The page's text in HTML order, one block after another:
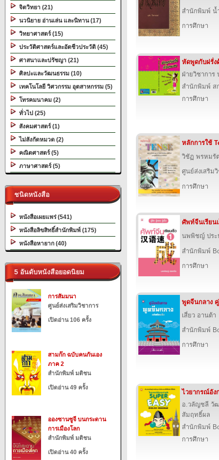
จิตวิทยา (21)
นวนิยาย อ่านเล่น และนิทาน (17)
วิทยาศาสตร์ (15)
ประวัติศาสตร์และอัตชีวประวัติ (45)
ศาสนาและปรัชญา (21)
ศิลปะและวัฒนธรรม (10)
เทคโนโลยี วิศวกรรม อุตสาหกรรม (5)
โทรคมนาคม (2)
ทั่วไป (25)
สังคมศาสตร์ (1)
ไม่สังกัดหมวด (2)
คณิตศาสตร์ (5)
ภาษาศาสตร์ (5)
ชนิดหนังสือ
หนังสือเผยแพร่ (541)
หนังสือลิขสิทธิ์สำนักพิมพ์ (175)
หนังสือหายาก (40)
5 อันดับหนังสือยอดนิยม
การสัมมนา
ศูนย์ส่งเสริมวิชาการ
เปิดอ่าน 106 ครั้ง
สามก๊ก ฉบับคนกันเอง
ภาค 2
สำนักพิมพ์ มติชน
เปิดอ่าน 49 ครั้ง
อองซานซูจี บนกระดาน
การเมืองโลก
สำนักพิมพ์ มติชน
เปิดอ่าน 40 ครั้ง
สำนักพิมพ์ น้
การศึกษา
หัดพูดกับฝรั่ง
ฝ่ายวิชาการ
สำนักพิมพ์ ส
การศึกษา
หลักการใช้
วิชัฏ พรหมรั
ศูนย์ส่งเสริม
การศึกษา
ศัพท์จีนเรียน
นพพิชญ์ ประ
สำนักพิมพ์
การศึกษา
พูดจีนกลาง คู่
เสี่ยว อานต้า
สำนักพิมพ์
การศึกษา
ไวยากรณ์อัง
อ.วลัญชลี วั
สัมฤทธิ์ผล
สำนักพิมพ์
การศึกษา